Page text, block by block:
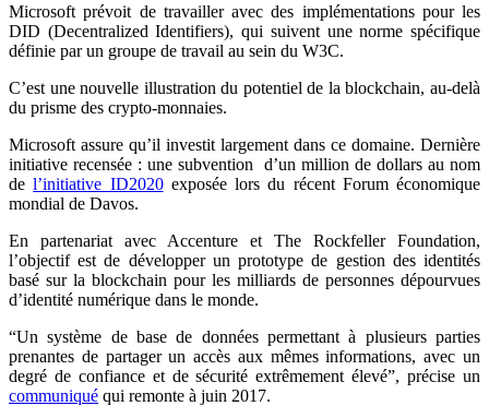
Microsoft prévoit de travailler avec des implémentations pour les
DID (Decentralized Identifiers), qui suivent une norme spécifique
définie par un groupe de travail au sein du W3C.
C’est une nouvelle illustration du potentiel de la blockchain, au-delà
du prisme des crypto-monnaies.
Microsoft assure qu’il investit largement dans ce domaine. Dernière
initiative recensée : une subvention d’un million de dollars au nom
del’initiative ID2020exposée lors du récent Forum économique
mondial de Davos.
En partenariat avec Accenture et The Rockfeller Foundation,
l’objectif est de développer un prototype de gestion des identités
basé sur la blockchain pour les milliards de personnes dépourvues
d’identité numérique dans le monde.
“Un système de base de données permettant à plusieurs parties
prenantes de partager un accès aux mêmes informations, avec un
degré de confiance et de sécurité extrêmement élevé”, précise un
communiqué qui remonte à juin 2017.